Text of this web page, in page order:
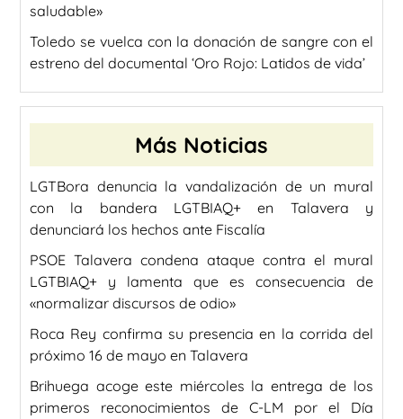
saludable»
Toledo se vuelca con la donación de sangre con el
estreno del documental ‘Oro Rojo: Latidos de vida’
Más Noticias
LGTBora denuncia la vandalización de un mural
con la bandera LGTBIAQ+ en Talavera y
denunciará los hechos ante Fiscalía
PSOE Talavera condena ataque contra el mural
LGTBIAQ+ y lamenta que es consecuencia de
«normalizar discursos de odio»
Roca Rey confirma su presencia en la corrida del
próximo 16 de mayo en Talavera
Brihuega acoge este miércoles la entrega de los
primeros reconocimientos de C-LM por el Día